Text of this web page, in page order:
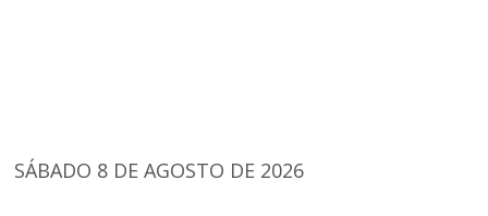
SÁBADO 8 DE AGOSTO DE 2026